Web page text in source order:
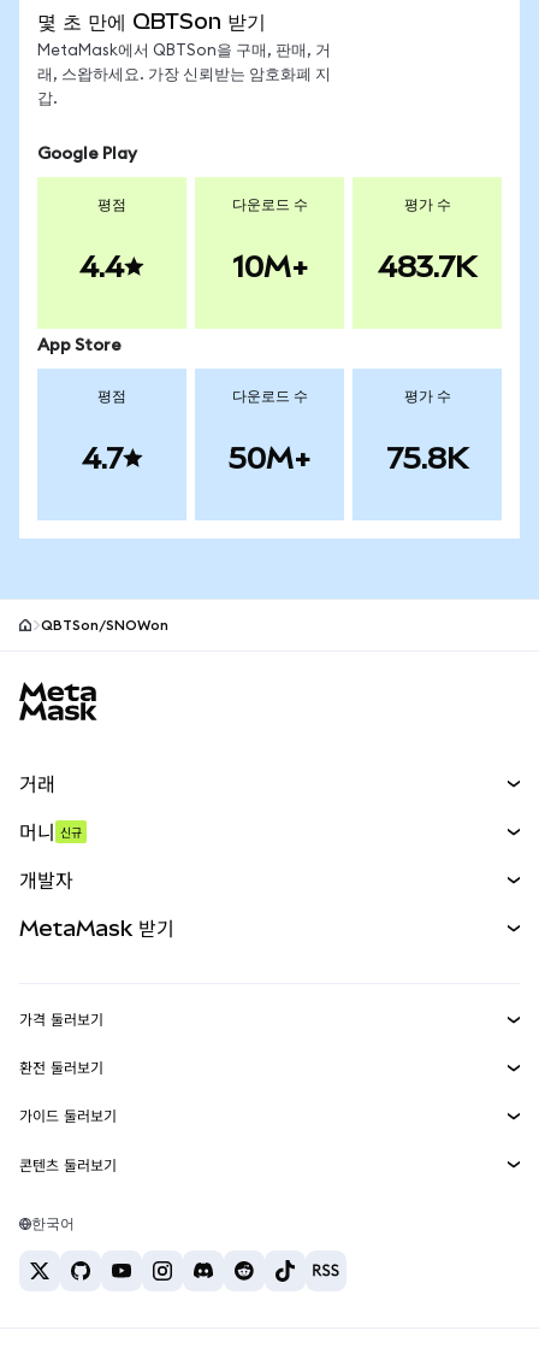
몇 초 만에 QBTSon 받기
MetaMask에서 QBTSon을 구매, 판매, 거
래, 스왑하세요. 가장 신뢰받는 암호화폐 지
갑.
Google Play
평점
4.4
다운로드 수
10M+
평가 수
483.7K
App Store
평점
4.7
다운로드 수
50M+
평가 수
75.8K
QBTSon/SNOWon
거래
무기한 선물
실물자산
머니 신규
개발자
MetaMask Connect
Snaps
웹3 서비스
MetaMask 받기
보안
고객 지원
채용
가격 둘러보기
이더리움 가격
솔라나 가격
테더 가격
환전 둘러보기
ETH를 USD로 환전
USDT를 INR로 환전
BTC를 INR로 환전
ETH를 USDT로 환전
가이드 둘러보기
ETH 매수
USDT 매수
콘텐츠 둘러보기
솔라나 지갑
한국어